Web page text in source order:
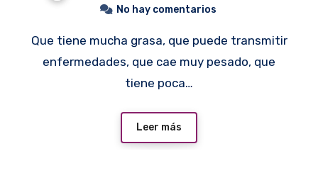
No hay comentarios
Que tiene mucha grasa, que puede transmitir
enfermedades, que cae muy pesado, que
tiene poca…
Leer más